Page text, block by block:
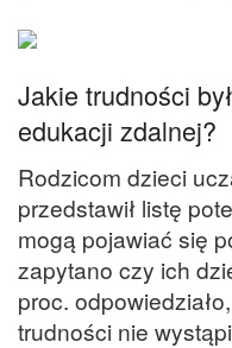
Jakie trudności
edukacji zdalnej?
Rodzicom dzieci
przedstawił listę
mogą pojawiać się
zapytano czy ich
proc.
trudności nie